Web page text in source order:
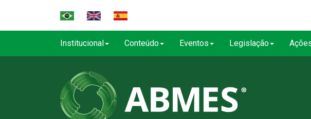
Institucional Conteúdo Eventos Legislação